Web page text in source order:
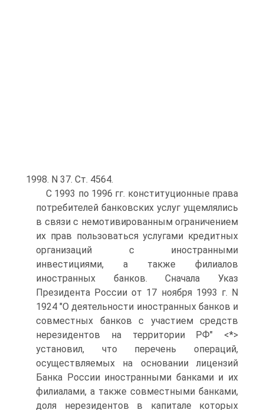
1998. N 37. Ст. 4564.
С 1993 по 1996 гг. конституционные права
потребителей банковских услуг ущемлялись
в связи с немотивированным ограничением
их прав пользоваться услугами кредитных
организаций с иностранными
инвестициями, а также филиалов
иностранных банков. Сначала Указ
Президента России от 17 ноября 1993 г. N
1924 "О деятельности иностранных банков и
совместных банков с участием средств
нерезидентов на территории РФ" <*>
установил, что перечень операций,
осуществляемых на основании лицензий
Банка России иностранными банками и их
филиалами, а также совместными банками,
доля нерезидентов в капитале которых